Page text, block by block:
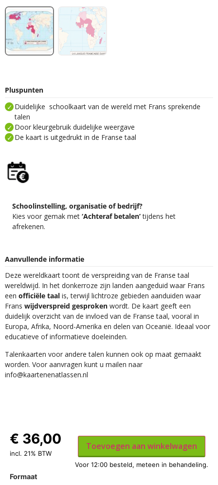
Pluspunten
Duidelijke schoolkaart van de wereld met Frans sprekende
talen
Door kleurgebruik duidelijke weergave
De kaart is uitgedrukt in de Franse taal
Schoolinstelling, organisatie of bedrijf?
Kies voor gemak met ‘Achteraf betalen’tijdens het
afrekenen.
Aanvullende informatie
Deze wereldkaart toont de verspreiding van de Franse taal
wereldwijd. In het donkerroze zijn landen aangeduid waar Frans
een officiële taal is, terwijl lichtroze gebieden aanduiden waar
Frans wijdverspreid gesproken wordt. De kaart geeft een
duidelijk overzicht van de invloed van de Franse taal, vooral in
Europa, Afrika, Noord-Amerika en delen van Oceanië. Ideaal voor
educatieve of informatieve doeleinden.
Talenkaarten voor andere talen kunnen ook op maat gemaakt
worden. Voor aanvragen kunt u mailen naar
info@kaartenenatlassen.nl
Formaat
€ 36,00
incl. 21% BTW
Toevoegen aan winkelwagen